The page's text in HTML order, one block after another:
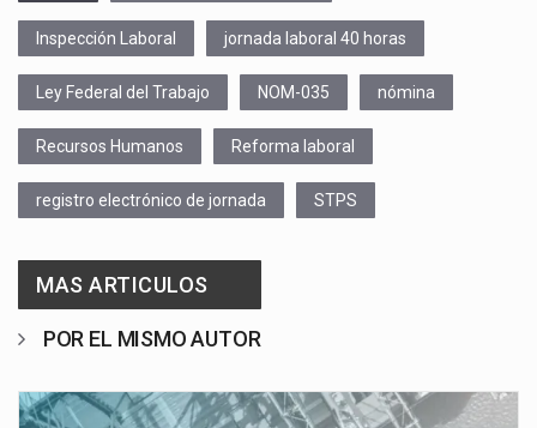
Inspección Laboral jornada laboral 40 horas
Ley Federal del Trabajo NOM-035 nómina
Recursos Humanos Reforma laboral
registro electrónico de jornada STPS
MAS ARTICULOS
POR EL MISMO AUTOR